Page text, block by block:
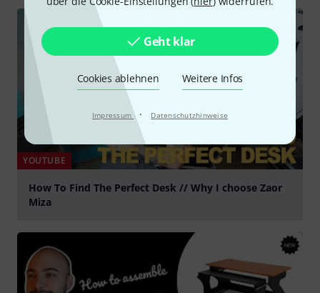
Geht klar
Cookies ablehnen Weitere Infos
Impressum · Datenschutzhinweise
YOUTUBE
How To Find The Perfect Desk // Why I choose Zaor
Miza